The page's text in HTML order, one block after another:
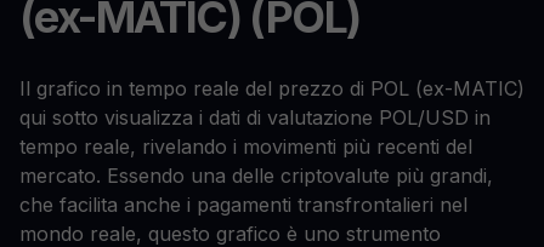
(ex-MATIC) (POL)
Il grafico in tempo reale del prezzo di POL (ex-MATIC)
qui sotto visualizza i dati di valutazione POL/USD in
tempo reale, rivelando i movimenti più recenti del
mercato. Essendo una delle criptovalute più grandi,
che facilita anche i pagamenti transfrontalieri nel
mondo reale, questo grafico è uno strumento